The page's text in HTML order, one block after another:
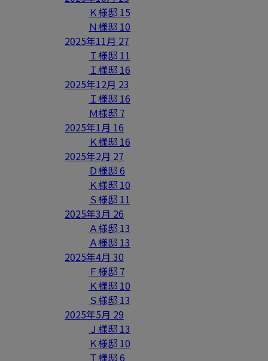
Ｋ様邸 15
Ｎ様邸 10
2025年11月 27
Ｉ様邸 11
Ｉ様邸 16
2025年12月 23
Ｉ様邸 16
Ｍ様邸 7
2025年1月 16
Ｋ様邸 16
2025年2月 27
Ｄ様邸6
Ｋ様邸 10
Ｓ様邸 11
2025年3月 26
Ａ様邸 13
Ａ様邸 13
2025年4月 30
Ｆ様邸 7
Ｋ様邸 10
Ｓ様邸 13
2025年5月 29
Ｊ様邸 13
Ｋ様邸 10
Ｔ様邸6